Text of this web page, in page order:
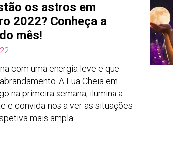
os astros em
2022? Conheça a
mês!
com uma energia leve e que
A Lua Cheia em
na primeira semana, ilumina a
e convida-nos a ver as situações
mais ampla.